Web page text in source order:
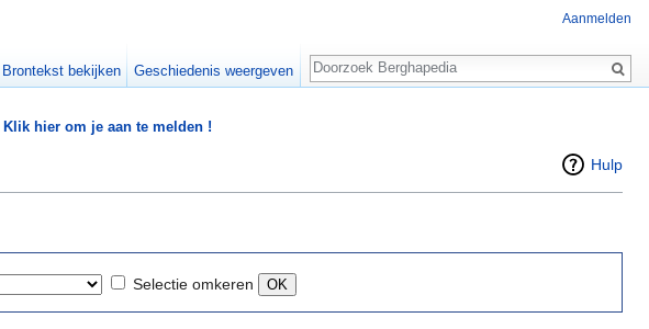
Klik hier om je aan te melden !
Hulp
Selectie omkeren
Aanmelden
Brontekst bekijken Geschiedenis weergeven
Zoeken